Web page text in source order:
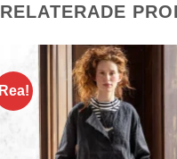
RELATERADE
Rea!